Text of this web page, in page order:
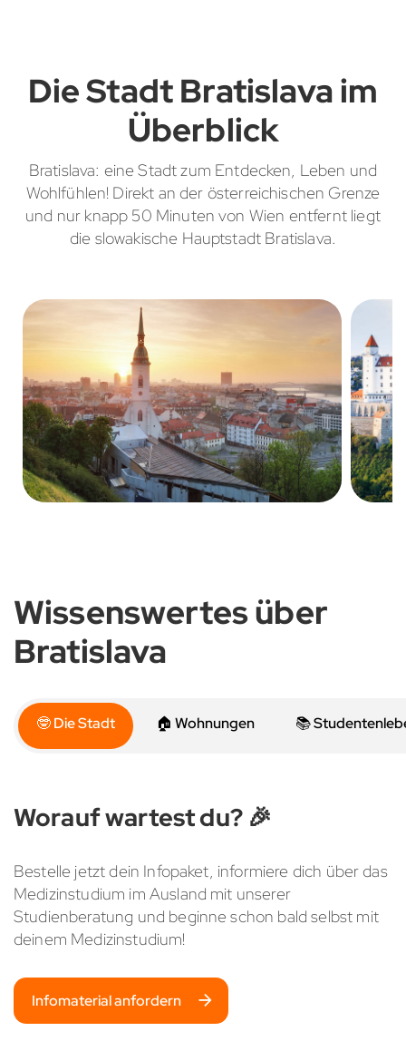
Die Stadt Bratislava im
Überblick
Bratislava: eine Stadt zum Entdecken, Leben und
Wohlfühlen! Direkt an der österreichischen Grenze
und nur knapp 50 Minuten von Wien entfernt liegt
die slowakische Hauptstadt Bratislava.
Wissenswertes über
Bratislava
🤓 Die Stadt 🏠 Wohnungen 📚
Worauf wartest du? 🎉
Bestelle jetzt dein Infopaket, informiere dich über das
Medizinstudium im Ausland mit unserer
Studienberatung und beginne schon bald selbst mit
deinem Medizinstudium!
Infomaterial anfordern